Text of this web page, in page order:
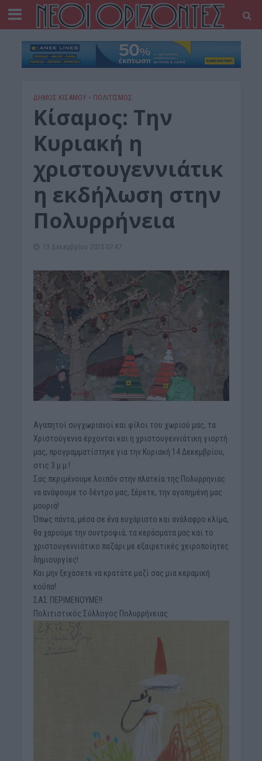
ΔΉΜΟΣ ΚΙΣΆΜΟΥ • ΠΟΛΙΤΙΣΜΟΣ
Κίσαμος: Την
Κυριακή η
χριστουγεννιάτικ
η εκδήλωση στην
Πολυρρήνεια
13 Δεκεμβρίου 2025 07:47
Αγαπητοί συγχωριανοί και φίλοι του χωριού μας, τα
Χριστούγεννα έρχονται και η χριστουγεννιάτικη γιορτή
μας, προγραμματίστηκε για την Κυριακή 14 Δεκεμβρίου,
στις 3 μ.μ.!
Σας περιμένουμε λοιπόν στην πλατεία της Πολυρρηνιας
να ανάψουμε το δέντρο μας, ξέρετε, την αγαπημένη μας
μουριά!
Όπως πάντα, μέσα σε ένα ευχάριστο και ανάλαφρο κλίμα,
θα χαρούμε την συντροφιά, τα κεράσματα μας και το
χριστουγεννιάτικο παζάρι με εξαιρετικές χειροποίητες
δημιουργίες!
Και μην ξεχάσετε να κρατάτε μαζί σας μια κεραμική
κούπα!
ΣΑΣ ΠΕΡΙΜΕΝΟΥΜΕ!!
Πολιτιστικός Σύλλογος Πολυρρήνειας